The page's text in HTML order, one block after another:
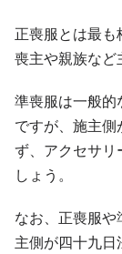
正喪服とは最も
喪主や親族など
準喪服は一般的
ですが、施主側
ず、アクセサリ
しょう。
なお、正喪服や
主側が四十九日